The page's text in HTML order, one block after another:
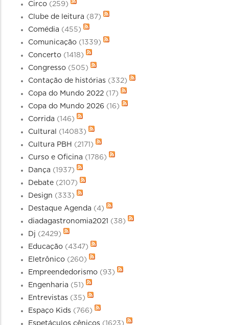
Circo (259)
Clube de leitura (87)
Comédia (455)
Comunicação (1339)
Concerto (1418)
Congresso (505)
Contação de histórias (332)
Copa do Mundo 2022 (17)
Copa do Mundo 2026 (16)
Corrida (146)
Cultural
(14083)
Cultura PBH (2171)
Curso e Oficina (1786)
Dança (1937)
Debate (2107)
Design (333)
Destaque Agenda (4)
diadagastronomia2021 (38)
Dj (2429)
Educação (4347)
Eletrônico (260)
Empreendedorismo (93)
Engenharia (51)
Entrevistas (35)
Espaço Kids (766)
Espetáculos cênicos (1623)